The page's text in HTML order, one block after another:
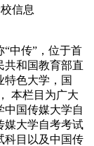
信息
中传”，位于首
共和国教育部直
特色大学，国
本栏目为广大
中国传媒大学自
媒大学自考考试
科目以及中国传